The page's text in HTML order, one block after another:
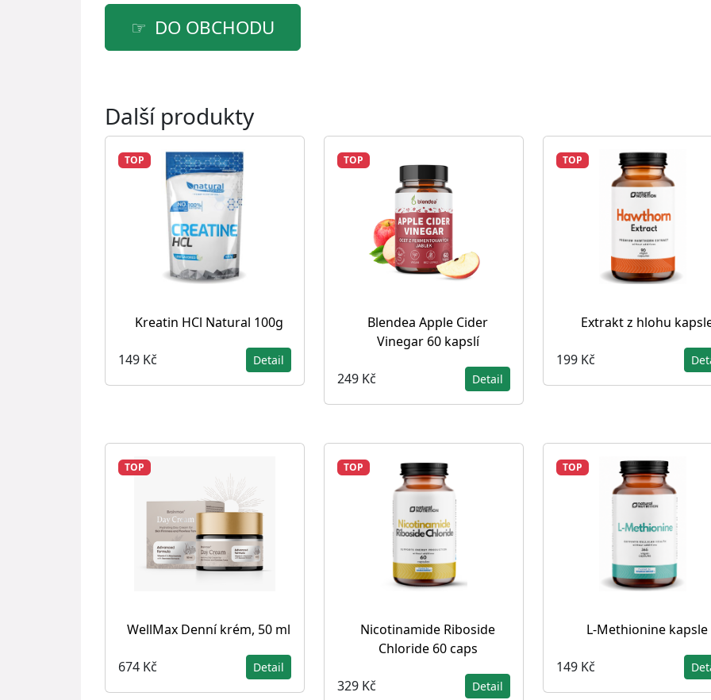
DO OBCHODU
Další produkty
TOP
Kreatin HCl Natural 100g
149 Kč Detail
TOP
Blendea Apple Cider
Vinegar 60 kapslí
249 Kč Detail
TOP
Extrakt z hlohu
199 Kč
TOP
WellMax Denní krém, 50 ml
674 Kč Detail
TOP
Nicotinamide Riboside
Chloride 60 caps
329 Kč Detail
TOP
L-Methionine kapsle
149 Kč